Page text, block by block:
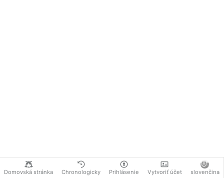
Domovská stránka Chronologicky Prihlásenie Vytvoriť účet slovenčina